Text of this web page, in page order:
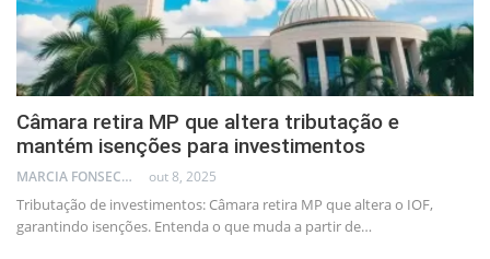
Câmara retira MP que altera tributação e
mantém isenções para investimentos
MARCIA FONSECA - FINANCIAL CONSULTANT out 8, 2025
Tributação de investimentos: Câmara retira MP que altera o IOF,
garantindo isenções. Entenda o que muda a partir de…